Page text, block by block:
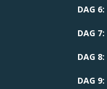
DAG 6:
DAG 7:
DAG 8:
DAG 9: